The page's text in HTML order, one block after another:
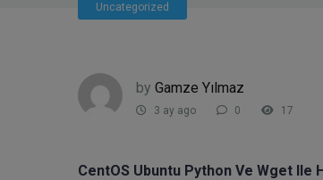
Uncategorized
by Gamze Yılmaz
3 ay ago 0 17
CentOS Ubuntu Python Ve Wget Ile